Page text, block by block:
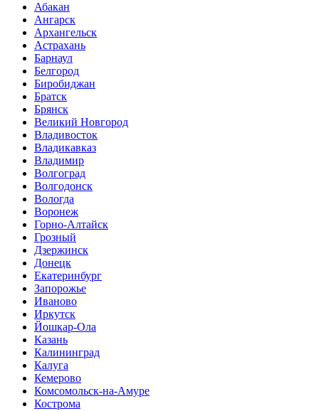
Абакан
Ангарск
Архангельск
Астрахань
Барнаул
Белгород
Биробиджан
Братск
Брянск
Великий Новгород
Владивосток
Владикавказ
Владимир
Волгоград
Волгодонск
Вологда
Воронеж
Горно-Алтайск
Грозный
Дзержинск
Донецк
Екатеринбург
Запорожье
Иваново
Иркутск
Йошкар-Ола
Казань
Калининград
Калуга
Кемерово
Комсомольск-на-Амуре
Кострома